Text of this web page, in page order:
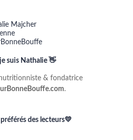
suis Nathalie 👋
& fondatrice
.
préférés des lecteurs💛